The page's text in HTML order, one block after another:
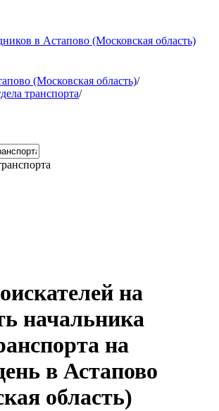
в Астапово (Московская область)
(Московская область)/
транспорта/
на
начальника
на
в Астапово
область)